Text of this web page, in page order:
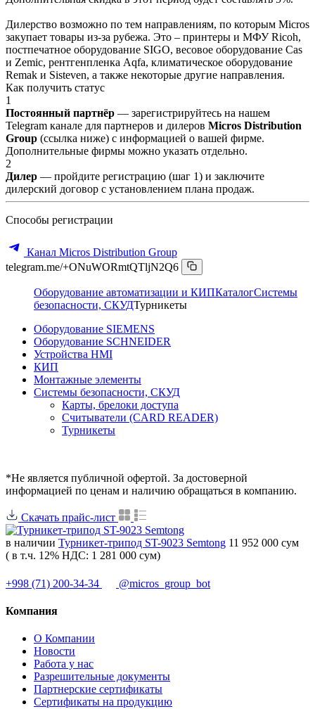
Дилерство возможно по тем направлениям, по которым Micros
закупает товары из-за рубежа. Это – принтеры и МФУ Ricoh,
постпечатное оборудование SIGO, весовое оборудование Cas
и Zemic, рентгенпленка Aqfa, климатическое оборудование
Remak и Sisteven, а также некоторые другие направления.
Как получить статус
1
Постоянный партнёр — зарегистрируйтесь на нашем
Telegram канале для партнеров и дилеров Micros Distribution
Group (ссылка ниже) с информацией о вашей фирме.
Дополнительные фирмы можно указать отдельно.
2
Дилер — пройдите регистрацию (шаг 1) и заключите
дилерский договор с установлением плана продаж.
Способы регистрации
Канал Micros Distribution Group
telegram.me/+ONuWORmtQTljN2Q6
Оборудование автоматизации и КИПКаталогСистемы
безопасности, СКУДТурникеты
Оборудование SIEMENS
Оборудование SCHNEIDER
Устройства HMI
КИП
Монтажные элементы
Системы безопасности, СКУД
Карты, брелоки доступа
Считыватели (CARD READER)
Турникеты
*Не является публичной офертой. За достоверной
информацией по ценам и наличию обращаться в компанию.
Скачать прайс-лист
в наличии Турникет-трипод ST-9023 Semtong 11 952 000 сум
( в т.ч. 12% НДС: 1 281 000 сум)
+998 (71) 200-34-34 @micros_group_bot
Компания
О Компании
Новости
Работа у нас
Разрешительные документы
Партнерские сертификаты
Сертификаты на продукцию